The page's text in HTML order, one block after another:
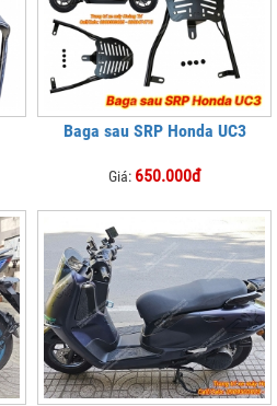
Baga sau SRP Honda UC3
Giá: 650.000đ